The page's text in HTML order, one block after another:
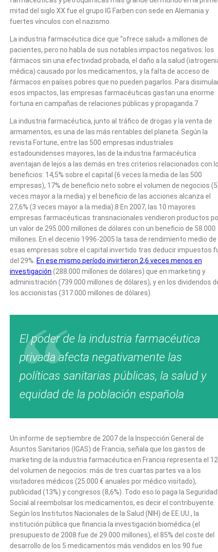
mitad del siglo XX fue el grupo IG Farben con sede en Alemania y
fuertes vínculos con el nazismo.
La industria farmacéutica dice que “ofrece salud» a millones de
pacientes, pero no habla de sus notables impactos negativos: los
fármacos sin una efectividad probada, el daño a la salud
médica) causado por los medicamentos, y la falta de acceso de
fármacos en países pobres que no pueden pagarlos. Para
esos impactos, las empresas farmacéuticas gastan una enorme
fortuna en campañas de relaciones públicas y propaganda.7
La industria farmacéutica, junto al tráfico de drogas y la venta de
armamentos, es una de las más rentables del planeta. Según la
revista Fortune, entre las 500 empresas industriales
estadounidenses mayores, las de la industria farmacéutica
aventajan de lejos a las demás en tres criterios relacionados con
beneficios: 14,5% sobre el capital (6 veces la media de las 500
empresas), 17% de beneficio neto sobre el volumen de negocios
veces mayor a la media) y el beneficio de las acciones alcanza el
27,6% (3 veces mayor a la media).8 En 2007, las 10 mayores
empresas farmacéuticas transnacionales vendieron productos
un valor de 295.000 millones de dólares con un beneficio de 58.000
millones. En el decenio 1996-2005 la tasa de rendimiento medio de
esas empresas sobre el capital invertido tras deducir impuestos
del 29%. En ese mismo período invirtieron 2,6 veces menos en
investigación (288.000 millones de dólares) que en marketing y
administración (739.000 millones de dólares), y en los dividendos
los accionistas (317.000 millones de dólares).
El poder de la industria farmacéutica
privada afecta negativamente las
políticas sanitarias públicas, la salud y
equidad de la población española
Un informe de septiembre de 2007 de la Inspección General de
Asuntos Sanitarios (IGAS) de Francia, señala que los gastos de
marketing de la industria farmacéutica en Francia representa el
del volumen de negocios: más de tres cuartas partes va a los
visitadores médicos (25.000 € anuales por médico visitado),
publicidad (13%) y congresos (8,6%). Todo eso lo paga la Seguridad
Social al reembolsar los medicamentos, es decir el contribuyente.
Según los Institutos Nacionales de la Salud (NIH) de EE.UU., la
institución pública que financia la investigación biomédica (el
presupuesto de 2008 fue de 29.000 millones), el 85% del coste del
desarrollo de los 5 medicamentos más vendidos en los 90 fue